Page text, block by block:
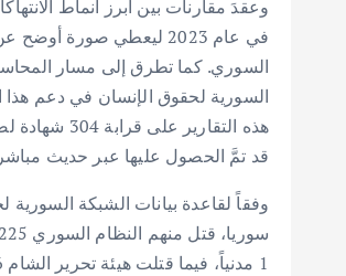
في عام 2023 ليعطي
السوري. كما تطرق إلى مسار
هذه
قد تمَّ الحصول عليها عبر حديث